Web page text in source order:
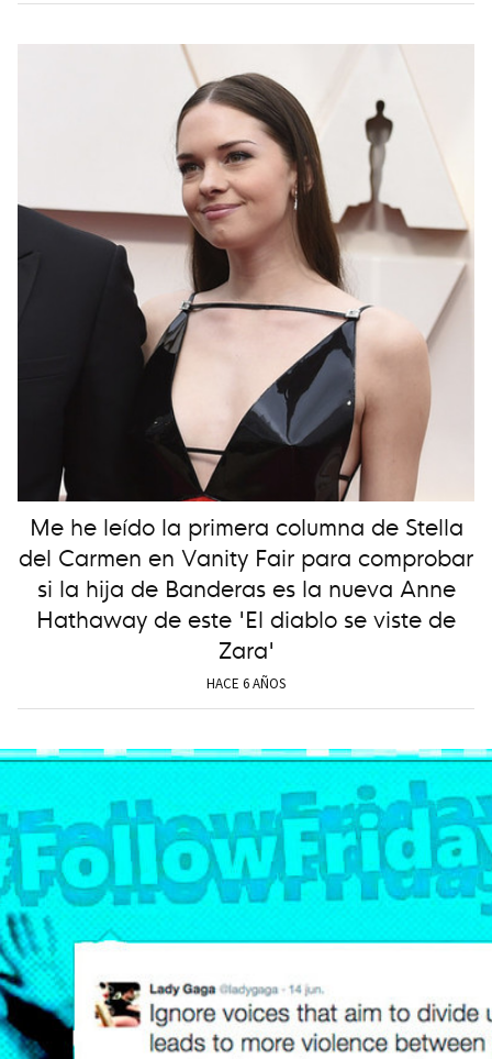
Me he leído la primera columna de Stella
del Carmen en Vanity Fair para comprobar
si la hija de Banderas es la nueva Anne
Hathaway de este 'El diablo se viste de
Zara'
HACE 6 AÑOS